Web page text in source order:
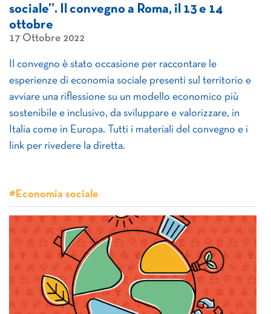
sociale”. Il convegno a Roma, il 13 e 14
ottobre
17 Ottobre 2022
Il convegno è stato occasione per raccontare le
esperienze di economia sociale presenti sul territorio e
avviare una riflessione su un modello economico più
sostenibile e inclusivo, da sviluppare e valorizzare, in
Italia come in Europa. Tutti i materiali del convegno e i
link per rivedere la diretta.
#Economia sociale